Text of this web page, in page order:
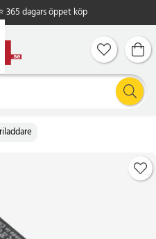
365 dagars öppet köp